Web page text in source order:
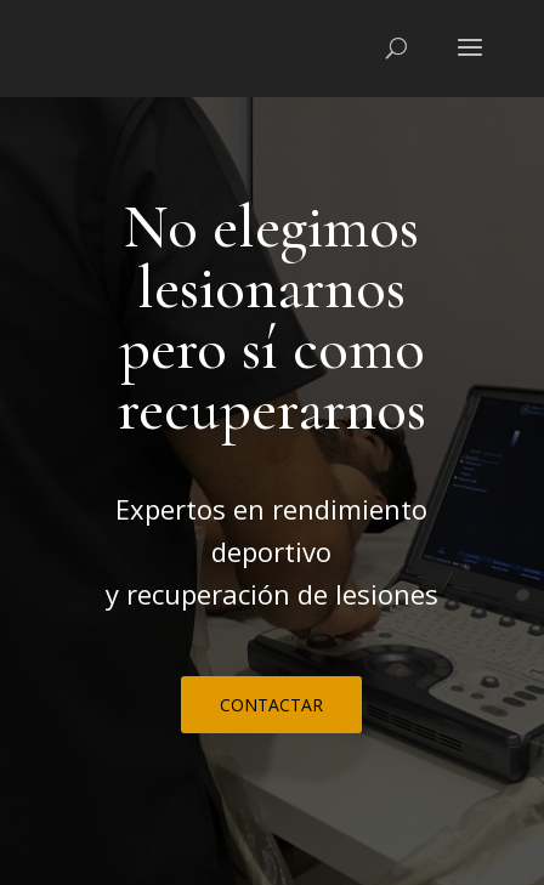
No elegimos
lesionarnos
pero sí como
recuperarnos
Expertos en rendimiento
deportivo
y recuperación de lesiones
CONTACTAR